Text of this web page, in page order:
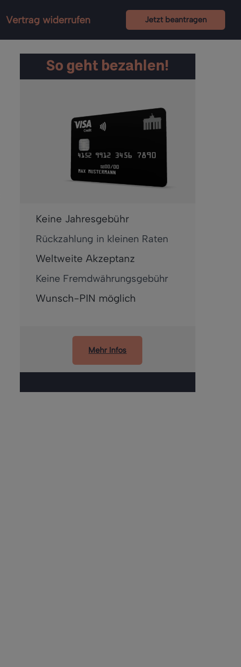
Vertrag widerrufen Jetzt beantragen
So geht bezahlen!
Keine Jahresgebühr
Rückzahlung in kleinen Raten
Weltweite Akzeptanz
Keine Fremdwährungsgebühr
Wunsch-PIN möglich
Mehr Infos